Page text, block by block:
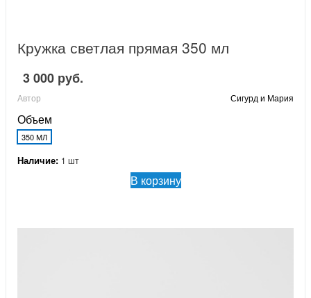
Кружка светлая прямая 350 мл
3 000 руб.
Автор Сигурд и Мария
Объем
350 МЛ
Наличие: 1 шт
В корзину